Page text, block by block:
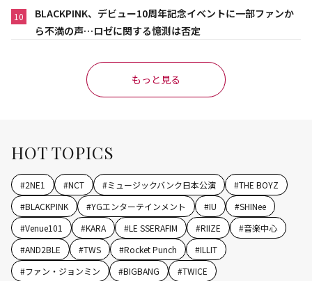
10
BLACKPINK、デビュー10周年記念イベントに一部ファンか
ら不満の声…ロゼに関する憶測は否定
もっと見る
HOT TOPICS
#2NE1 #NCT #ミュージックバンク日本公演 #THE BOYZ
#BLACKPINK #YGエンターテインメント #IU #SHINee
#Venue101 #KARA #LE SSERAFIM #RIIZE #音楽中心
#AND2BLE #TWS #Rocket Punch #ILLIT
#ファン・ジョンミン #BIGBANG #TWICE